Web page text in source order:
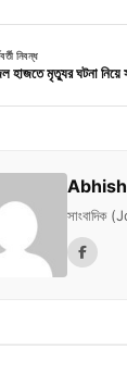
নিবন্ধ
হাজতে মৃত্যুর ঘটনা
সাংবাদিক